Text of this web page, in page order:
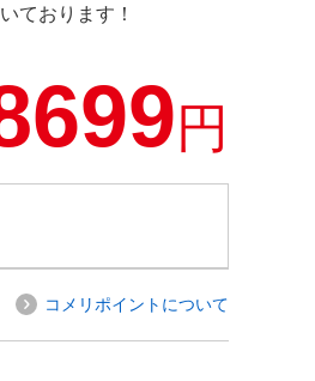
ております！
円
コメリポイントについて